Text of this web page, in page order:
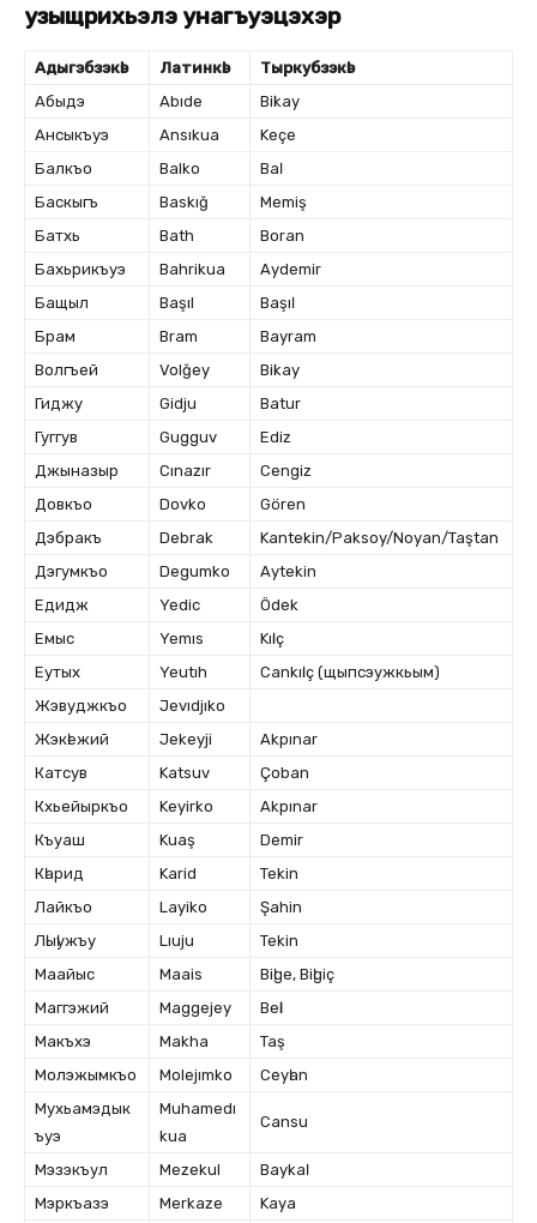
узыщрихьэлӏэ унагъуэцӏэхэр
Адыгэбзэкӏэ Латинкӏэ
Тыркубзэкӏэ
Абыдэ
Abıde
Biӏkay
Ансыкъуэ
Ansıkua
Keçe
Балкъо
Balko
Baӏ
Баскыгъ
Baskığ
Memiş
Батхь
Bath
Boran
Бахьрикъуэ
Bahrikua
Aydemir
Бащыл
Başıl
Başıӏ
Брам
Bram
Bayram
Волгъей
Volğey
Biӏkay
Гиджу
Gidju
Batur
Гуггув
Gugguv
Ediz
Джыназыр
Cınazır
Cengiz
Довкъо
Dovko
Gören
Дэбракъ
Debrak
Kantekin/Paksoy/Noyan/Taştan
Дэгумкъо
Degumko
Aytekin
Едидж
Yedic
Ödek
Емыс
Yemıs
Kıӏıç
Еутых
Yeutıh
Cankıӏıç (щыпсэужкьым)
Жэвуджкъо
Jevıdjıko
Жэкӏежий
Jekeyji
Akpınar
Катсув
Katsuv
Çoban
Кхьейыркъо
Keyirko
Akpınar
Къуаш
Kuaş
Demir
Кӏарид
Karid
Tekin
Лайкъо
Layiko
Şahin
Лӏыӏужъу
Lıuju
Tekin
Маайыс
Maais
Biӏge, Biӏgiç
Маггэжий
Maggejey
Beӏӏi
Макъхэ
Makha
Taş
Молэжымкъо
Molejımko
Ceyӏan
Мухьамэдык
ъуэ
Muhamedı
kua
Cansu
Мэзэкъул Mezekul
Baykaӏ
Мэркъазэ
Merkaze
Kaya